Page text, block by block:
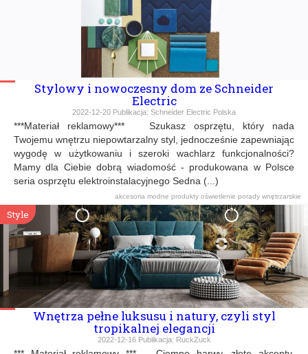
Stylowy i nowoczesny dom ze Schneider
Electric
2022-12-20 Publikacja: Schneider Electric Polska
***Materiał reklamowy*** Szukasz osprzętu, który nada
Twojemu wnętrzu niepowtarzalny styl, jednocześnie zapewniając
wygodę w użytkowaniu i szeroki wachlarz funkcjonalności?
Mamy dla Ciebie dobrą wiadomość - produkowana w Polsce
seria osprzętu elektroinstalacyjnego Sedna (...)
akcesoria modne produkty oświetlenie porady wnętrzarskie
Style
Wnętrza pełne luksusu i natury, czyli styl
tropikalnej elegancji
2022-12-16Publikacja: RuckZuck